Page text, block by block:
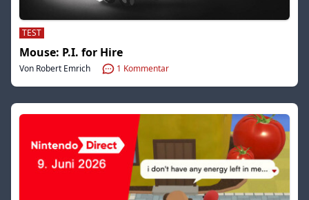
TEST
Mouse: P.I. for Hire
Von Robert Emrich 1 Kommentar